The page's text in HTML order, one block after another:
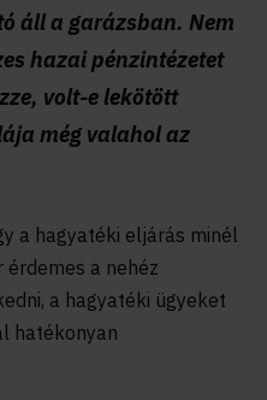
áll a garázsban. Nem
hazai pénzintézetet
volt-e lekötött
még valahol az
a hagyatéki eljárás minél
a nehéz
a hagyatéki ügyeket
hatékonyan